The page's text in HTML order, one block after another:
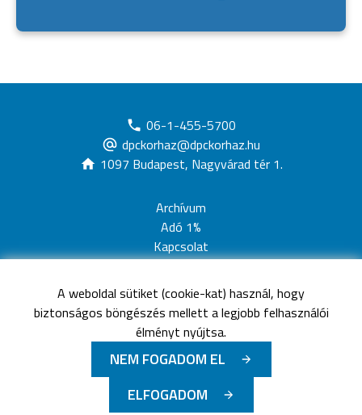
A weboldal sütiket (cookie-kat) használ, hogy
biztonságos böngészés mellett a legjobb felhasználói
élményt nyújtsa.
NEM FOGADOM EL
ELFOGADOM
06-1-455-5700
dpckorhaz@dpckorhaz.hu
1097 Budapest, Nagyvárad tér 1.
Archívum
Adó 1%
Kapcsolat
Adatvédelem
Jogi nyilatkozat
Akadálymentesítési nyilatkozat
Oldaltérkép
Minden jog fenntartva
Dél-pesti Centrumkórház -
Országos Hematológiai és Infektológiai Intézet